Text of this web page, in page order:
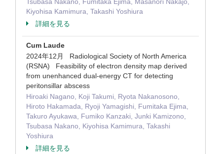
Kiyohisa Kamimura, Takashi Yoshiura
詳細を見る
Cum Laude
2024年12月 Radiological Society of North America
(RSNA) Feasibility of electron density map derived
from unenhanced dual-energy CT for detecting
peritonsillar abscess
Hiroaki Nagano, Koji Takumi, Ryota Nakanosono,
Hiroto Hakamada, Ryoji Yamagishi, Fumitaka Ejima,
Takuro Ayukawa, Fumiko Kanzaki, Junki Kamizono,
Tsubasa Nakano, Kiyohisa Kamimura, Takashi
Yoshiura
詳細を見る